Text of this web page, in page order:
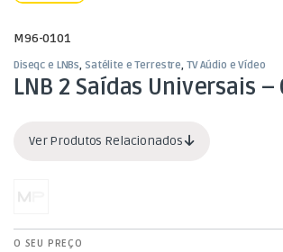
M96-0101
Diseqc e LNBs, Satélite e Terrestre, TV Aúdio e Vídeo
LNB 2 Saídas Universais –
Ver Produtos Relacionados
O SEU PREÇO